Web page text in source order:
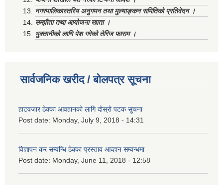
नगरपालिकास्तरिय अनुगमन तथा मुल्याङ्कन समितिको प्रतिवेदन ।
सम्झौता तथा आयोजना खाता ।
भुक्तानीको लागि पेश गरेको तेरिज फाराम ।
सार्वजनिक खरीद / बोलपत्र सूचना
हाटवजार ठेक्का आवहानको लागि दोस्रो पटक सुचना
Post date: Monday, July 9, 2018 - 14:31
विज्ञापन कर सम्वन्धि ठेक्का प्रस्ताव आव्हान सम्वन्धमा
Post date: Monday, June 11, 2018 - 12:58